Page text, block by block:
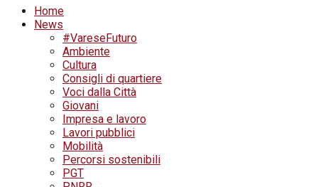
Home
News
#VareseFuturo
Ambiente
Cultura
Consigli di quartiere
Voci dalla Città
Giovani
Impresa e lavoro
Lavori pubblici
Mobilità
Percorsi sostenibili
PGT